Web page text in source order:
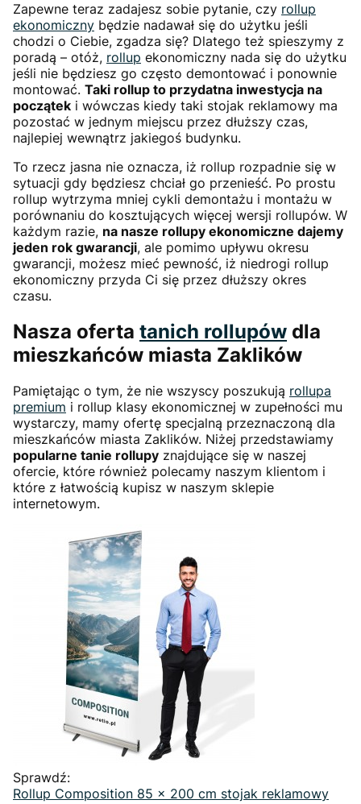
Zapewne teraz zadajesz sobie pytanie, czy rollup
ekonomiczny będzie nadawał się do użytku jeśli
chodzi o Ciebie, zgadza się? Dlatego też spieszymy z
poradą – otóż, rollup ekonomiczny nada się do użytku
jeśli nie będziesz go często demontować i ponownie
montować. Taki rollup to przydatna inwestycja na
początek i wówczas kiedy taki stojak reklamowy ma
pozostać w jednym miejscu przez dłuższy czas,
najlepiej wewnątrz jakiegoś budynku.
To rzecz jasna nie oznacza, iż rollup rozpadnie się w
sytuacji gdy będziesz chciał go przenieść. Po prostu
rollup wytrzyma mniej cykli demontażu i montażu w
porównaniu do kosztujących więcej wersji rollupów. W
każdym razie, na nasze rollupy ekonomiczne dajemy
jeden rok gwarancji, ale pomimo upływu okresu
gwarancji, możesz mieć pewność, iż niedrogi rollup
ekonomiczny przyda Ci się przez dłuższy okres
czasu.
Nasza oferta tanich rollupów dla
mieszkańców miasta Zaklików
Pamiętając o tym, że nie wszyscy poszukują rollupa
premium i rollup klasy ekonomicznej w zupełności mu
wystarczy, mamy ofertę specjalną przeznaczoną dla
mieszkańców miasta Zaklików. Niżej przedstawiamy
popularne tanie rollupy znajdujące się w naszej
ofercie, które również polecamy naszym klientom i
które z łatwością kupisz w naszym sklepie
internetowym.
Sprawdź:
Rollup Composition 85 x 200 cm stojak reklamowy